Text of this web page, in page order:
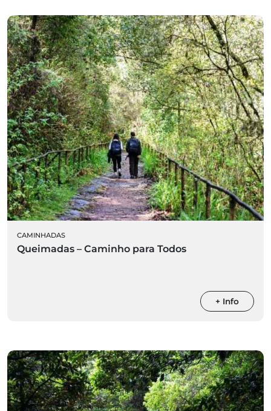
CAMINHADAS
Queimadas – Caminho para Todos
+ Info